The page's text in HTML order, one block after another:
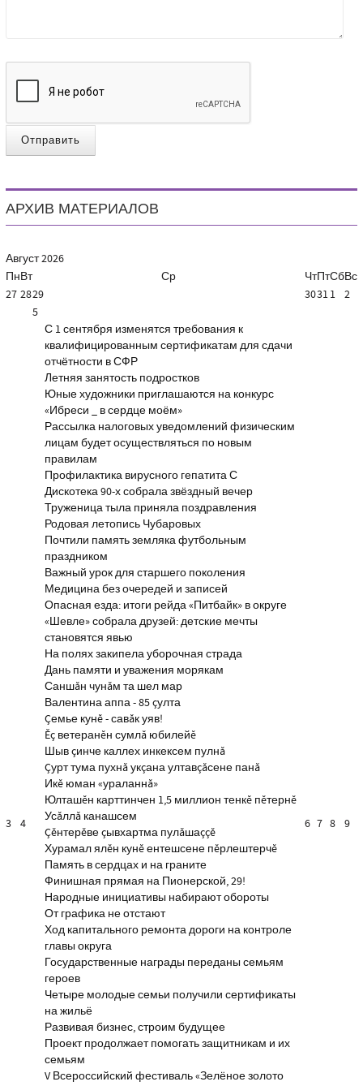
Отправить
АРХИВ МАТЕРИАЛОВ
Август2026
ПнВт Ср ЧтПтСбВс
27 2829 30311 2
3 4
5
С 1 сентября изменятся требования к
квалифицированным сертификатам для сдачи
отчётности в СФР
Летняя занятость подростков
Юные художники приглашаются на конкурс
«Ибреси _ в сердце моём»
Рассылка налоговых уведомлений физическим
лицам будет осуществляться по новым
правилам
Профилактика вирусного гепатита С
Дискотека 90-х собрала звёздный вечер
Труженица тыла приняла поздравления
Родовая летопись Чубаровых
Почтили память земляка футбольным
праздником
Важный урок для старшего поколения
Медицина без очередей и записей
Опасная езда: итоги рейда «Питбайк» в округе
«Шевле» собрала друзей: детские мечты
становятся явью
На полях закипела уборочная страда
Дань памяти и уважения морякам
Саншăн чунăм та шел мар
Валентина аппа - 85 çулта
Çемье кунĕ - савăк уяв!
Ĕç ветеранĕн сумлă юбилейĕ
Шыв çинче каллех инкексем пулнă
Çурт тума пухнă укçана ултавçăсене панă
Икĕ юман «ураланнă»
Юлташĕн карттинчен 1,5 миллион тенкĕ пĕтернĕ
Усăллă канашсем
Çĕнтерĕве çывхартма пулăшаççĕ
Хурамал ялĕн кунĕ ентешсене пĕрлештерчĕ
Память в сердцах и на граните
Финишная прямая на Пионерской, 29!
Народные инициативы набирают обороты
От графика не отстают
Ход капитального ремонта дороги на контроле
главы округа
Государственные награды переданы семьям
героев
Четыре молодые семьи получили сертификаты
на жильё
Развивая бизнес, строим будущее
Проект продолжает помогать защитникам и их
семьям
V Всероссийский фестиваль «Зелёное золото
6 7 8 9